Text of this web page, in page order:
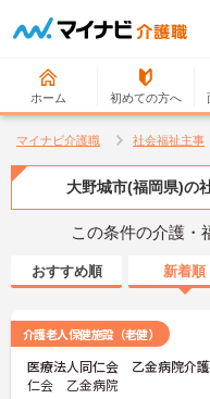
ホーム 初めての方へ
マイナビ介護職 社会福祉主事
大野城市(福岡県)の
この条件の介護・
おすすめ順 新着順
介護老人保健施設（老健）
医療法人同仁会 乙金病院介
仁会 乙金病院